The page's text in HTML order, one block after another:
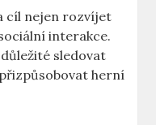
cíl nejen rozvíjet
interakce.
sledovat
herní